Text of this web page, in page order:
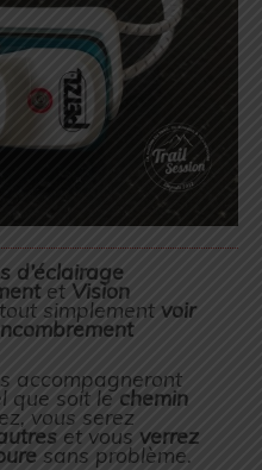
d’éclairage
et Vision
simplement voir
accompagneront
que soit lechemin
vous serez
et vous verrez
sans problème.